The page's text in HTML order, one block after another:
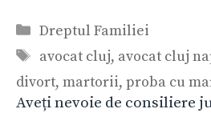
Categorii
Dreptul Familiei
Etichete
avocat cluj, avocat cluj
divort, martorii, proba cu
Aveți nevoie de consiliere